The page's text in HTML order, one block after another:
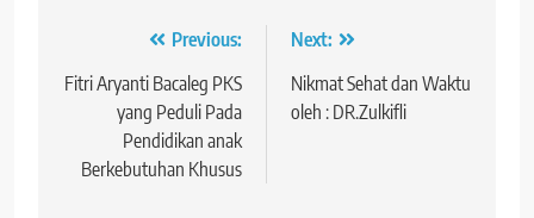
Navigasi
pos
Previous:
Fitri Aryanti Bacaleg PKS
yang Peduli Pada
Pendidikan anak
Berkebutuhan Khusus
Next:
Nikmat Sehat dan Waktu
oleh : DR.Zulkifli